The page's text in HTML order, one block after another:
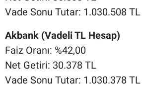
Vade Sonu Tutar: 1.030.508 TL
Akbank (Vadeli TL Hesap)
Faiz Oranı: %42,00
Net Getiri: 30.378 TL
Vade Sonu Tutar: 1.030.378 TL